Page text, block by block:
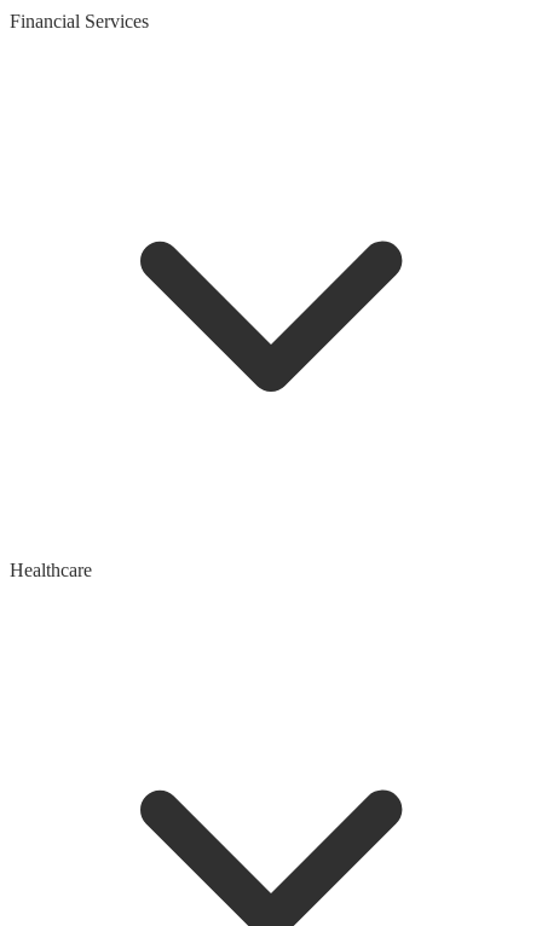
Financial Services
Healthcare